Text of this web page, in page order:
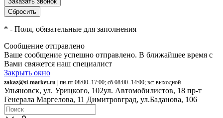
* - Поля, обязательные для заполнения
Сообщение отправлено
Ваше сообщение успешно отправлено. В ближайшее время с
Вами свяжется наш специалист
Закрыть окно
zakaz@si-market.ru | пн-пт 08:00–17:00; сб 08:00–14:00; вс: выходной
Ульяновск, ул. Урицкого, 102ул. Автомобилистов, 18 пр-т
Генерала Маргелова, 11 Димитровград, ул.Баданова, 106